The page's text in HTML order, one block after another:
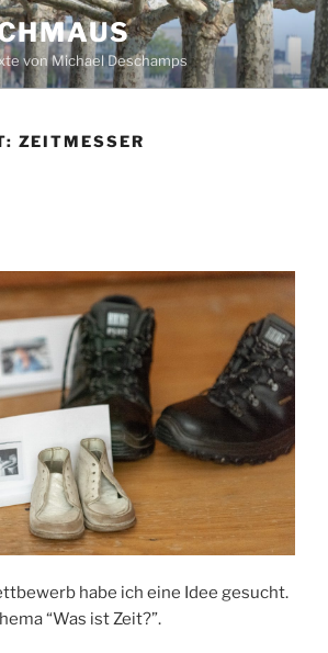
von Michael Deschamps
ZEITMESSER
habe ich eine Idee gesucht.
“Was ist Zeit?”.